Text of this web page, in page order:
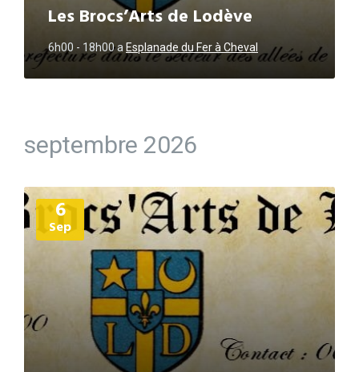
Les Brocs’Arts de Lodève
6h00 - 18h00a Esplanade du Fer à Cheval
septembre 2026
6
Sep
Plus
d'informations